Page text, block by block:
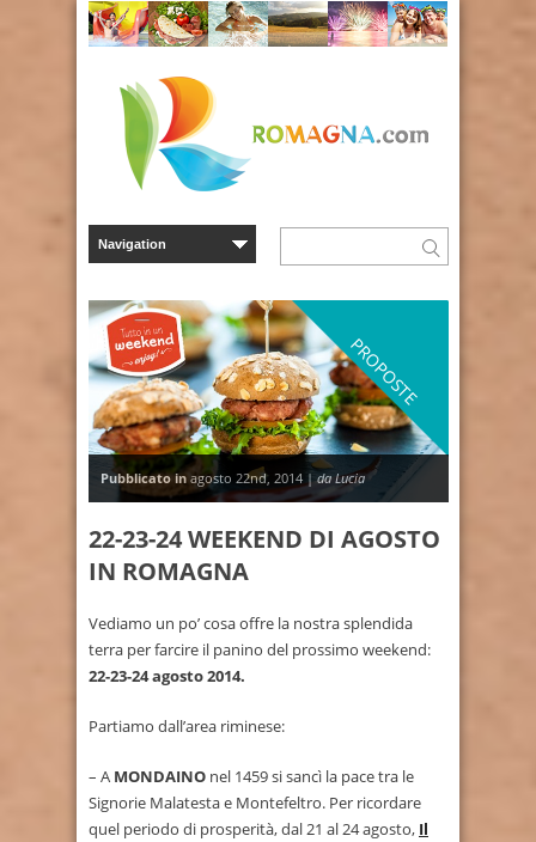
PROPOSTE
Pubblicato in agosto 22nd, 2014 |da Lucia
22-23-24 WEEKEND DI AGOSTO
IN ROMAGNA
Vediamo un po’ cosa offre la nostra splendida
terra per farcire il panino del prossimo weekend:
22-23-24 agosto 2014.
Partiamo dall’area riminese:
– A MONDAINO nel 1459 si sancì la pace tra le
Signorie Malatesta e Montefeltro. Per ricordare
quel periodo di prosperità, dal 21 al 24 agosto, Il